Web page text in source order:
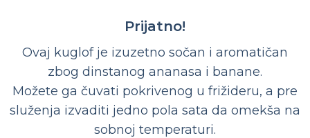
Prijatno!
Ovaj kuglof je izuzetno sočan i aromatičan
zbog dinstanog ananasa i banane.
Možete ga čuvati pokrivenog u frižideru, a pre
služenja izvaditi jedno pola sata da omekša na
sobnoj temperaturi.